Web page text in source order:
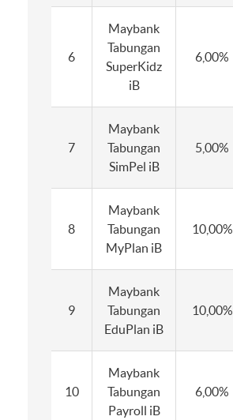
6
Maybank
Tabungan
SuperKidz
iB
6,00%
7
Maybank
Tabungan
SimPel iB
5,00%
8
Maybank
Tabungan
MyPlan iB
10,00%
9
Maybank
Tabungan
EduPlan iB
10,00%
10
Maybank
Tabungan
Payroll iB
6,00%